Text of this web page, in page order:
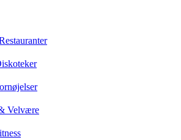
Velvære